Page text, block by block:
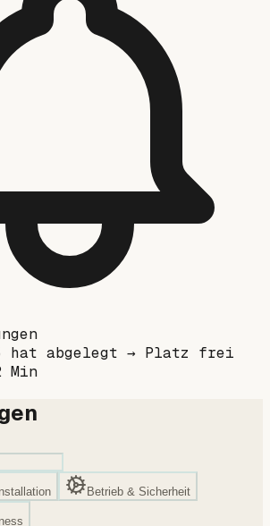
hat abgelegt → Platz frei
Min
Betrieb & Sicherheit